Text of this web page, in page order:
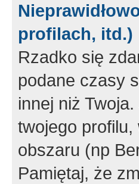
profilach, itd.)
Rzadko się
podane czasy
innej niż
twojego
obszaru (np
Pamiętaj, że